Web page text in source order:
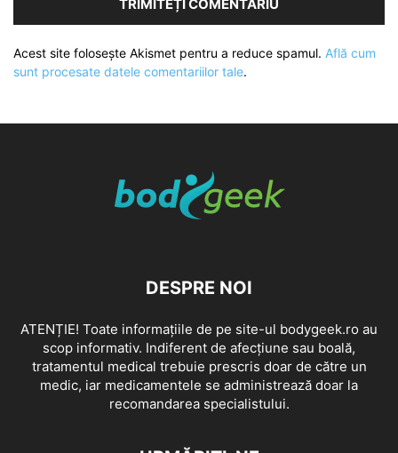
Acest site folosește Akismet pentru a reduce spamul. Află cum
sunt procesate datele comentariilor tale.
DESPRE NOI
ATENȚIE! Toate informațiile de pe site-ul bodygeek.ro au
scop informativ. Indiferent de afecțiune sau boală,
tratamentul medical trebuie prescris doar de către un
medic, iar medicamentele se administrează doar la
recomandarea specialistului.